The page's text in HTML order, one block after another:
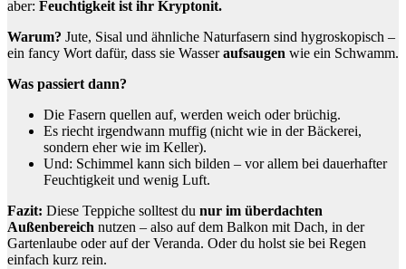
aber: Feuchtigkeit ist ihr Kryptonit.
Warum? Jute, Sisal und ähnliche Naturfasern sind hygroskopisch –
ein fancy Wort dafür, dass sie Wasseraufsaugen wie ein Schwamm.
Was passiert dann?
Die Fasern quellen auf, werden weich oder brüchig.
Es riecht irgendwann muffig (nicht wie in der Bäckerei,
sondern eher wie im Keller).
Und: Schimmel kann sich bilden – vor allem bei dauerhafter
Feuchtigkeit und wenig Luft.
Fazit: Diese Teppiche solltest du nur im überdachten
Außenbereich nutzen – also auf dem Balkon mit Dach, in der
Gartenlaube oder auf der Veranda. Oder du holst sie bei Regen
einfach kurz rein.